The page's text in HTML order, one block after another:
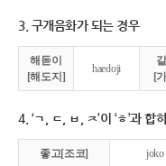
3. 구개음화가 되는 경우
해돋이
[해도지]
haedoji
[
4. ‘ㄱ, ㄷ, ㅂ, ㅈ’이 ‘ㅎ’과
좋고[조코] joko